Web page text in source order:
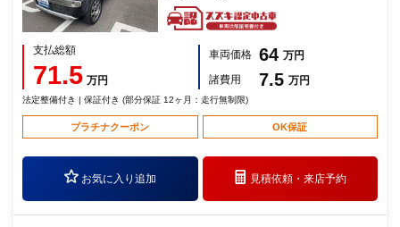
支払総額
71.5 万円
車両価格 64 万円
諸費用
7.5 万円
法定整備付き | 保証付き (部分保証 12ヶ月：走行無制限)
プラチナクーポン OK保証
お気に入り追加 見積依頼・来店予約